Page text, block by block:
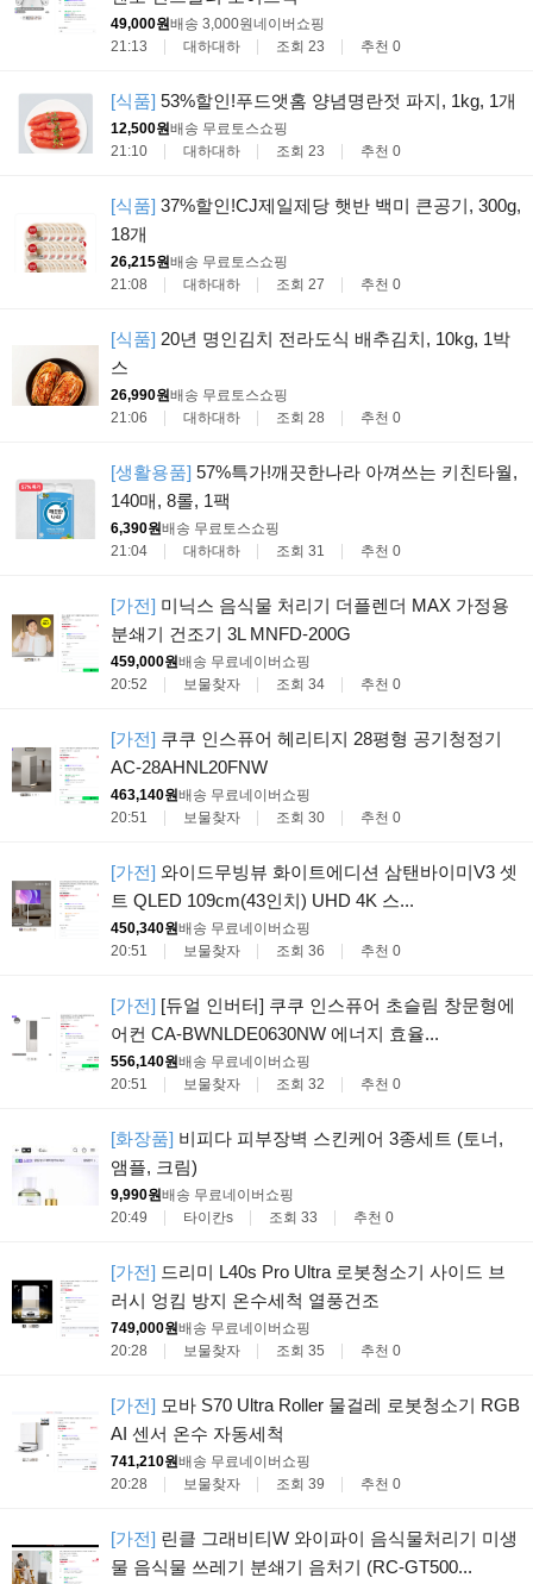
49,000원배송 3,000원네이버쇼핑
21:13
대하대하 조회 23 추천 0
[식품] 53%할인!푸드앳홈 양념명란젓 파지, 1kg, 1개
12,500원배송 무료 토스쇼핑
21:10
대하대하 조회 23 추천 0
[식품] 37%할인!CJ제일제당 햇반 백미 큰공기, 300g,
18개
26,215원배송 무료 토스쇼핑
21:08
대하대하 조회 27 추천 0
[식품] 20년 명인김치 전라도식 배추김치, 10kg, 1박
스
26,990원배송 무료 토스쇼핑
21:06
대하대하 조회 28 추천 0
[생활용품] 57%특가!깨끗한나라 아껴쓰는 키친타월,
140매, 8롤, 1팩
6,390원배송 무료 토스쇼핑
21:04
대하대하 조회 31 추천 0
[가전] 미닉스 음식물 처리기 더플렌더 MAX 가정용
분쇄기 건조기 3L MNFD-200G
459,000원배송 무료네이버쇼핑
20:52
보물찾자 조회 34 추천 0
[가전] 쿠쿠 인스퓨어 헤리티지 28평형 공기청정기
AC-28AHNL20FNW
463,140원배송 무료네이버쇼핑
20:51
보물찾자 조회 30 추천 0
[가전] 와이드무빙뷰 화이트에디션 삼탠바이미V3 셋
트 QLED 109cm(43인치) UHD 4K 스...
450,340원배송 무료네이버쇼핑
20:51
보물찾자 조회 36 추천 0
[가전] [듀얼 인버터] 쿠쿠 인스퓨어 초슬림 창문형에
어컨 CA-BWNLDE0630NW 에너지 효율...
556,140원배송 무료네이버쇼핑
20:51
보물찾자 조회 32 추천 0
[화장품] 비피다 피부장벽 스킨케어 3종세트 (토너,
앰플, 크림)
9,990원배송 무료네이버쇼핑
20:49
타이칸s 조회 33 추천 0
[가전] 드리미 L40s Pro Ultra 로봇청소기 사이드 브
러시 엉킴 방지 온수세척 열풍건조
749,000원배송 무료네이버쇼핑
20:28
보물찾자 조회 35 추천 0
[가전] 모바 S70 Ultra Roller 물걸레 로봇청소기 RGB
AI 센서 온수 자동세척
741,210원배송 무료네이버쇼핑
20:28
보물찾자 조회 39 추천 0
[가전] 린클 그래비티W 와이파이 음식물처리기 미생
물 음식물 쓰레기 분쇄기 음처기 (RC-GT500...